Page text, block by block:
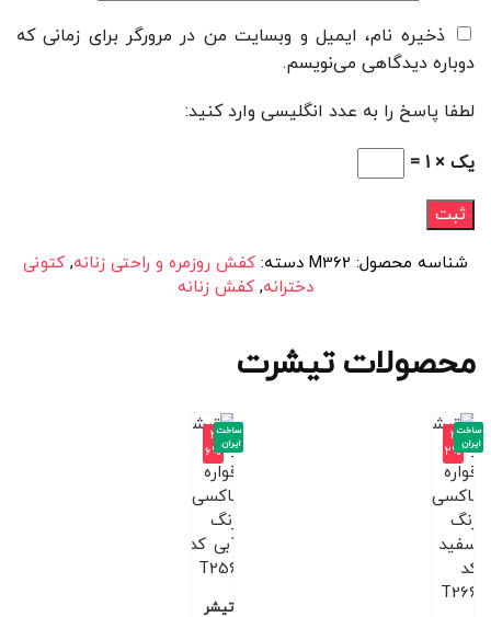
ذخیره نام، ایمیل و وبسایت من در مرورگر برای زمانی که
دوباره دیدگاهی می‌نویسم.
لطفا پاسخ را به عدد انگلیسی وارد کنید:
یک × 1 =
شناسه محصول: M362 دسته: کفش روزمره و راحتی زنانه, کتونی
دخترانه, کفش زنانه
محصولات تیشرت
-3
2%
ساخت
ایران
-3
6%
تیشر
ساخت
ایران